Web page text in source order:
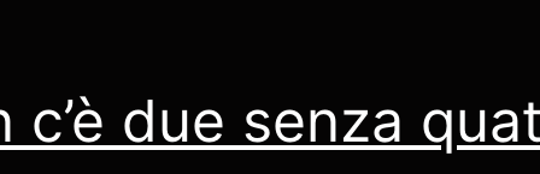
c’è due senza